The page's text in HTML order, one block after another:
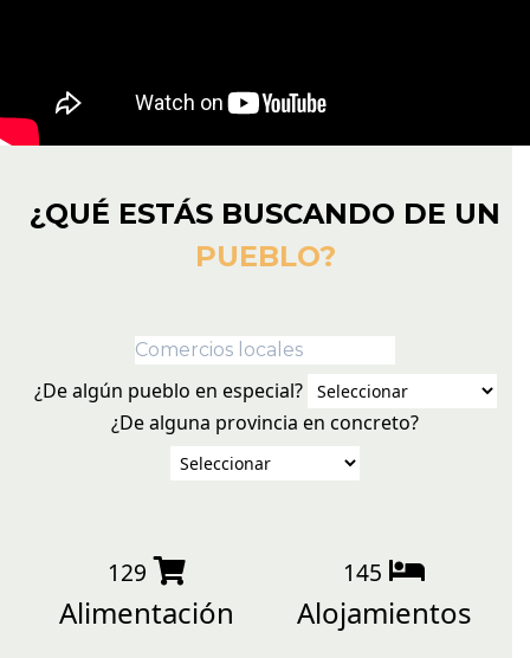
¿QUÉ ESTÁS BUSCANDO DE UN
PUEBLO?
¿De algún pueblo en especial?
¿De alguna provincia en concreto?
129
Alimentación
145
Alojamientos